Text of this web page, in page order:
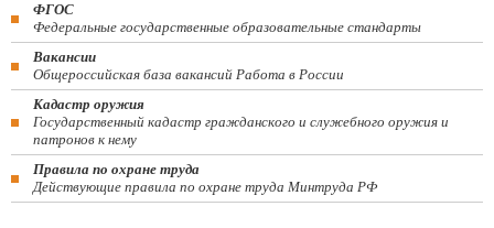
ФГОС
Федеральные государственные образовательные стандарты
Вакансии
Общероссийская база вакансий Работа в России
Кадастр оружия
Государственный кадастр гражданского и служебного оружия и
патронов к нему
Правила по охране труда
Действующие правила по охране труда Минтруда РФ